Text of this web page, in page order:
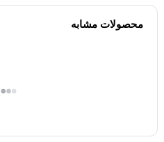
محصولات مشابه